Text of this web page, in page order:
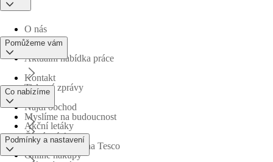
O nás
Aktuální nabídka práce
Tiskové zprávy
Myslíme na budoucnost
Obchodní skupina Tesco
Pomůžeme vám
Kontakt
Najdi obchod
Časté otázky
Co nabízíme
Akční letáky
Online nákupy
Podmínky a nastavení